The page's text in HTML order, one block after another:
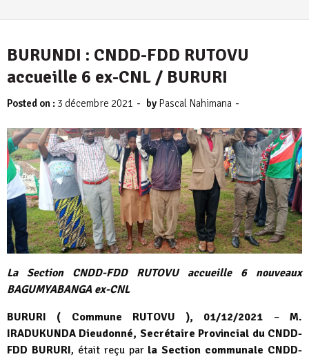
BURUNDI : CNDD-FDD RUTOVU
accueille 6 ex-CNL / BURURI
Posted on : 3 décembre 2021 - by Pascal Nahimana -
La Section CNDD-FDD RUTOVU accueille 6 nouveaux
BAGUMYABANGA ex-CNL
BURURI ( Commune RUTOVU ), 01/12/2021 –M.
IRADUKUNDA Dieudonné, Secrétaire Provincial du CNDD-
FDD BURURI, était reçu par la Section communale CNDD-